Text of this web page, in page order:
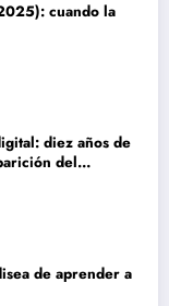
cuando la
diez años de
del
de aprender a